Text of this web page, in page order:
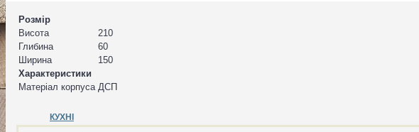
КУХНІ
Розмір
Висота
210
Глибина
60
Ширина
150
Характеристики
Матеріал корпуса ДСП